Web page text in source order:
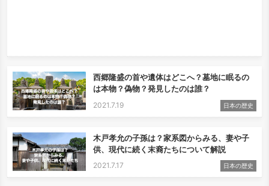
西郷隆盛の首や遺体はどこへ？墓地に眠るの
は本物？偽物？発見したのは誰？
2021.7.19 日本の歴史
木戸孝允の子孫は？家系図からみる、妻や子
供、現代に続く末裔たちについて解説
2021.7.17 日本の歴史